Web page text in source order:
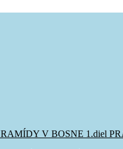
V BOSNE 1.diel